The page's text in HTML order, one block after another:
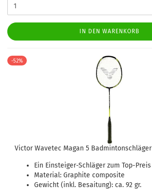
IN DEN WARENKORB
-52%
Victor Wavetec Magan 5 Badmintonschläger
Ein Einsteiger-Schläger zum Top-Preis
Material: Graphite composite
Gewicht (inkl. Besaitung): ca. 92 gr.